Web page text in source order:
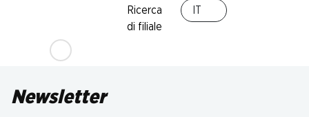
Ricerca
di filiale
Newsletter